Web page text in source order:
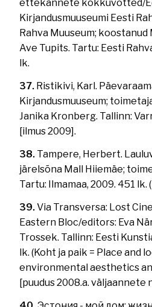
ettekannete kokkuvõtted/
Kirjandusmuuseumi Eesti
Rahva Muuseum;
Ave Tupits. Tartu: Eesti
lk.
37. Ristikivi, Karl.
Kirjandusmuuseum;
Janika Kronberg. Tallinn:
[ilmus 2009].
38. Tampere, Herbert.
järelsõna Mall Hiiemäe;
Tartu: Ilmamaa, 2009. 451
39.Via Transversa: Lost
Eastern Bloc/editors: Eva
Trossek. Tallinn: Eesti
lk. (Koht ja paik = Place and
environmental aesthetics
[puudus 2008.a. väljaannete